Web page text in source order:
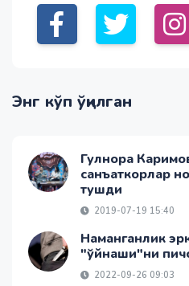
Энг кўп ўқилган
Гулнора
санъаткорлар
тушди
2019-07-19 15:40
Наманганлик
"ўйнаши"ни
2022-09-26 09:03